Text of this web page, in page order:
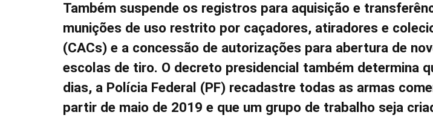
Também suspende os registros para aquisição e
munições de uso restrito por caçadores, atiradores e
(CACs) e a concessão de autorizações para abertura de
escolas de tiro. O decreto presidencial também determina
dias, a Polícia Federal (PF) recadastre todas as armas
partir de maio de 2019 e que um grupo de trabalho seja